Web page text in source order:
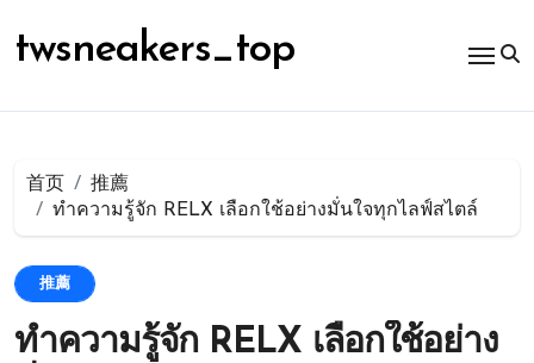
容
twsneakers_top
首页
推薦
ทำความรู้จัก RELX เลือกใช้อย่างมั่นใจทุกไลฟ์สไตล์
推薦
ทำความรู้จัก RELX เลือกใช้อย่าง